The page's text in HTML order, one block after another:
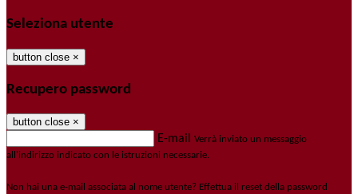
Seleziona utente
button close ×
Recupero password
button close ×
E-mail Verrà inviato un messaggio
all'indirizzo indicato con le istruzioni necessarie.
Non hai una e-mail associata al nome utente? Effettua il reset della password